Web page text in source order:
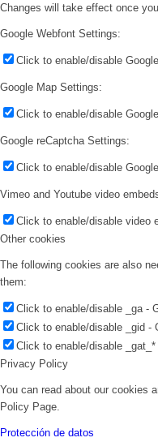
Changes will take effect once
Google Webfont Settings:
Click to enable/disable
Google Map Settings:
Click to enable/disable
Google reCaptcha Settings:
Click to enable/disable
Vimeo and Youtube video
Click to enable/disable video
Other cookies
The following cookies are also
them:
Click to enable/disable _ga -
Click to enable/disable _gid -
Click to enable/disable
Privacy Policy
You can read about our cookies
Policy Page.
Protección de datos